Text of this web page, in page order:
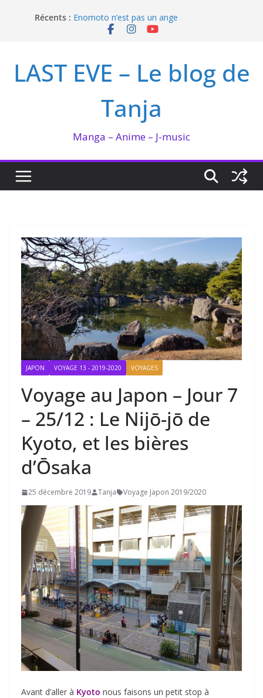
Récents : I’m not in love de Zeniko Sumiya
Enomoto n’est pas un ange
Ma collection BANANA FISH
LAST EVE – Le blog de
Tanja
Manga – Anime – J-music
JAPON VOYAGE 13 - 2019-2020 VOYAGES
Voyage au Japon – Jour 7
– 25/12 : Le Nijō-jō de
Kyoto, et les bières
d’Ōsaka
25 décembre 2019 Tanja Voyage Japon 2019/2020
Avant d’aller à Kyoto nous faisons un petit stop à